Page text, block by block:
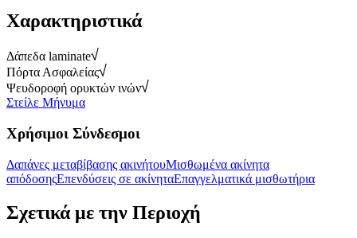
Χαρακτηριστικά
Δάπεδα laminate
Πόρτα Ασφαλείας
Ψευδοροφή ορυκτών ινών
Στείλε Μήνυμα
Χρήσιμοι Σύνδεσμοι
Δαπάνες μεταβίβασης ακινήτουΜισθωμένα ακίνητα
απόδοσηςΕπενδύσεις σε ακίνηταΕπαγγελματικά μισθωτήρια
Σχετικά με την Περιοχή